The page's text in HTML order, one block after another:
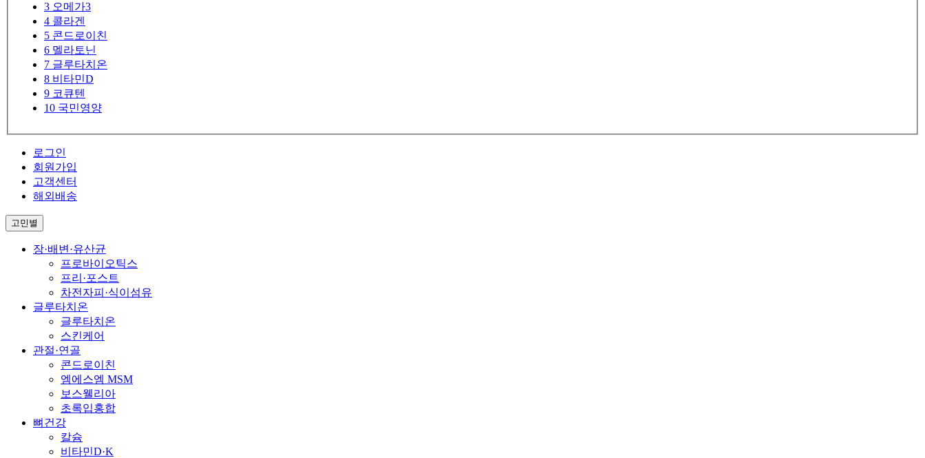
3 오메가3
4 콜라겐
5 콘드로이친
6 멜라토닌
7 글루타치온
8 비타민D
9 코큐텐
10 국민영양
로그인
회원가입
고객센터
해외배송
고민별
장·배변·유산균
프로바이오틱스
프리·포스트
차전자피·식이섬유
글루타치온
글루타치온
스킨케어
관절·연골
콘드로이친
엠에스엠 MSM
보스웰리아
초록입홍합
뼈건강
칼슘
비타민D·K